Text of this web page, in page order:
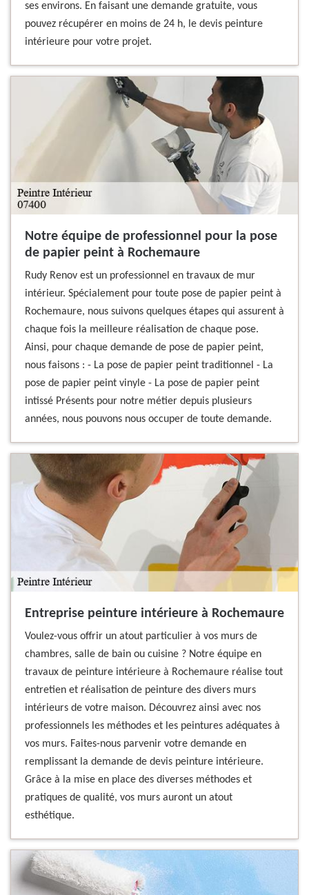
ses environs. En faisant une demande gratuite, vous
pouvez récupérer en moins de 24 h, le devis peinture
intérieure pour votre projet.
Notre équipe de professionnel pour la pose
de papier peint à Rochemaure
Rudy Renov est un professionnel en travaux de mur
intérieur. Spécialement pour toute pose de papier peint à
Rochemaure, nous suivons quelques étapes qui assurent à
chaque fois la meilleure réalisation de chaque pose.
Ainsi, pour chaque demande de pose de papier peint,
nous faisons : - La pose de papier peint traditionnel - La
pose de papier peint vinyle - La pose de papier peint
intissé Présents pour notre métier depuis plusieurs
années, nous pouvons nous occuper de toute demande.
Entreprise peinture intérieure à Rochemaure
Voulez-vous offrir un atout particulier à vos murs de
chambres, salle de bain ou cuisine ? Notre équipe en
travaux de peinture intérieure à Rochemaure réalise tout
entretien et réalisation de peinture des divers murs
intérieurs de votre maison. Découvrez ainsi avec nos
professionnels les méthodes et les peintures adéquates à
vos murs. Faites-nous parvenir votre demande en
remplissant la demande de devis peinture intérieure.
Grâce à la mise en place des diverses méthodes et
pratiques de qualité, vos murs auront un atout
esthétique.